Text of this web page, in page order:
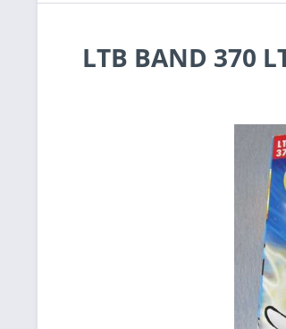
LTB BAND 370